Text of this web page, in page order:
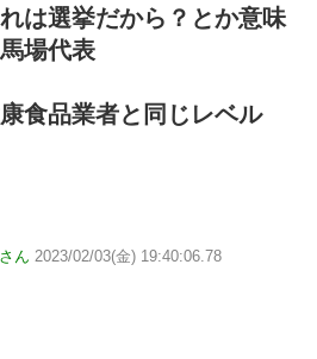
は選挙だから？とか意味
場代表
食品業者と同じレベル
ん 2023/02/03(金) 19:40:06.78